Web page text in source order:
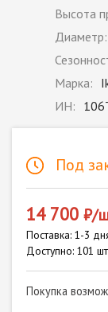
Высота
Диаметр:
Марка:
ИН:
Под
14 700 ₽/
Поставка: 1-3
Доступно: 101
Покупка